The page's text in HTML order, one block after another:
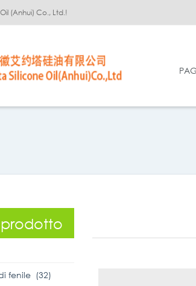
(Anhui) Co., Ltd.!
fenile (32)